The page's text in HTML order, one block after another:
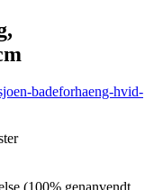
badeforhaeng-hvid-